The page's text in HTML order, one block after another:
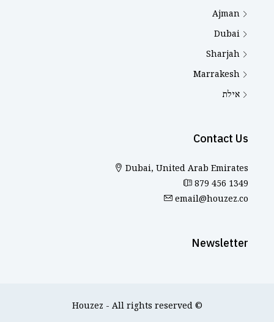
Ajman
Dubai
Sharjah
Marrakesh
אילת
Contact Us
Dubai, United Arab Emirates
879 456 1349
email@houzez.co
Newsletter
© Houzez - All rights reserved